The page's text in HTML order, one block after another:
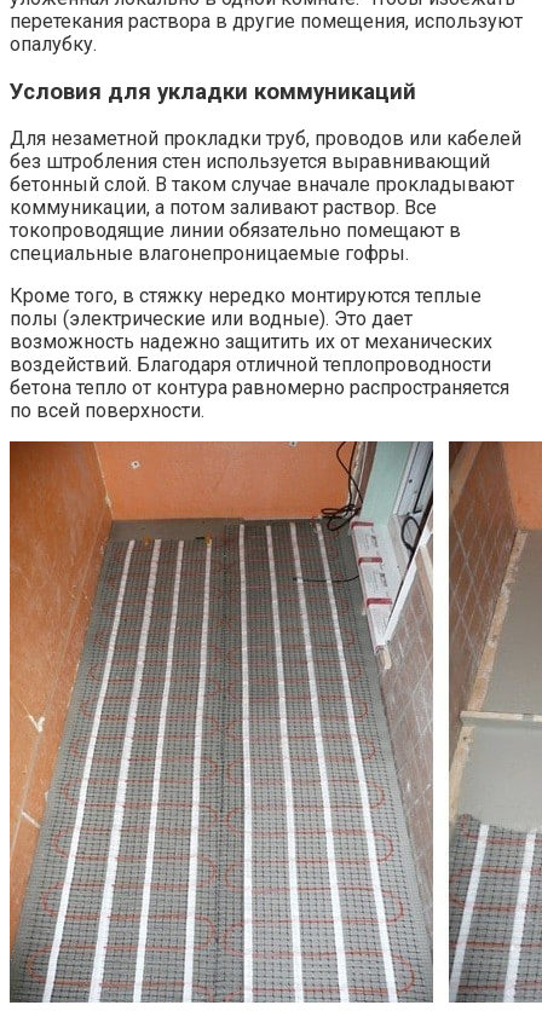
перетекания раствора в другие помещения, используют
опалубку.
Условия для укладки коммуникаций
Для незаметной прокладки труб, проводов или кабелей
без штробления стен используется выравнивающий
бетонный слой. В таком случае вначале прокладывают
коммуникации, а потом заливают раствор. Все
токопроводящие линии обязательно помещают в
специальные влагонепроницаемые гофры.
Кроме того, в стяжку нередко монтируются теплые
полы (электрические или водные). Это дает
возможность надежно защитить их от механических
воздействий. Благодаря отличной теплопроводности
бетона тепло от контура равномерно распространяется
по всей поверхности.